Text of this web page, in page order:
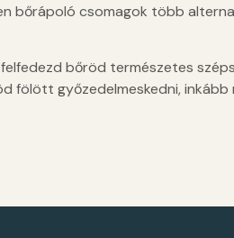
bőrápoló csomagok több
bőröd természetes
fölött győzedelmeskedni, inkább